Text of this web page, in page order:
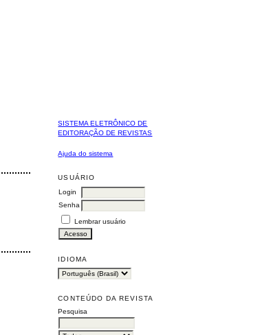
SISTEMA ELETRÔNICO DE
EDITORAÇÃO DE REVISTAS
Ajuda do sistema
USUÁRIO
Login
Senha
Lembrar usuário
IDIOMA
CONTEÚDO DA REVISTA
Pesquisa